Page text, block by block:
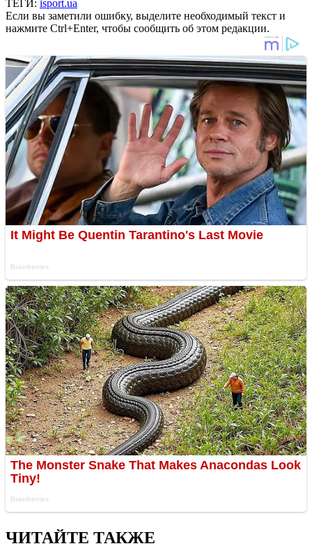
ТЕГИ: isport.ua
Если вы заметили ошибку, выделите необходимый текст и
нажмите Ctrl+Enter, чтобы сообщить об этом редакции.
ЧИТАЙТЕ ТАКЖЕ